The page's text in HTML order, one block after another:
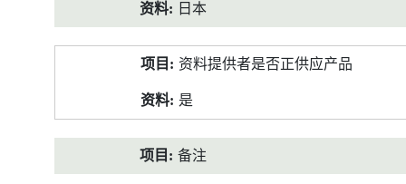
日本
资料提供者是否正供应产品
是
备注